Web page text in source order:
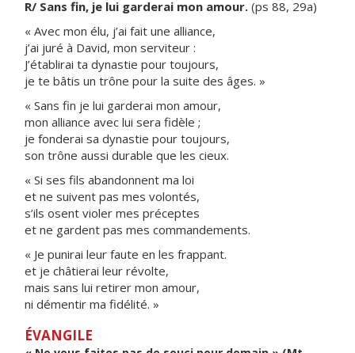
R/ Sans fin, je lui garderai mon amour. (ps 88, 29a)
« Avec mon élu, j’ai fait une alliance,
j’ai juré à David, mon serviteur :
J’établirai ta dynastie pour toujours,
je te bâtis un trône pour la suite des âges. »
« Sans fin je lui garderai mon amour,
mon alliance avec lui sera fidèle ;
je fonderai sa dynastie pour toujours,
son trône aussi durable que les cieux.
« Si ses fils abandonnent ma loi
et ne suivent pas mes volontés,
s’ils osent violer mes préceptes
et ne gardent pas mes commandements.
« Je punirai leur faute en les frappant.
et je châtierai leur révolte,
mais sans lui retirer mon amour,
ni démentir ma fidélité. »
ÉVANGILE